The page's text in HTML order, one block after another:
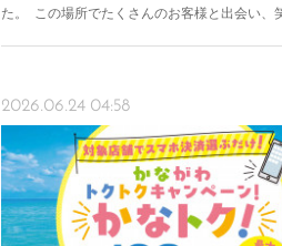
た。 この場所でたくさんのお客様と出会い、
2026.06.24 04:58